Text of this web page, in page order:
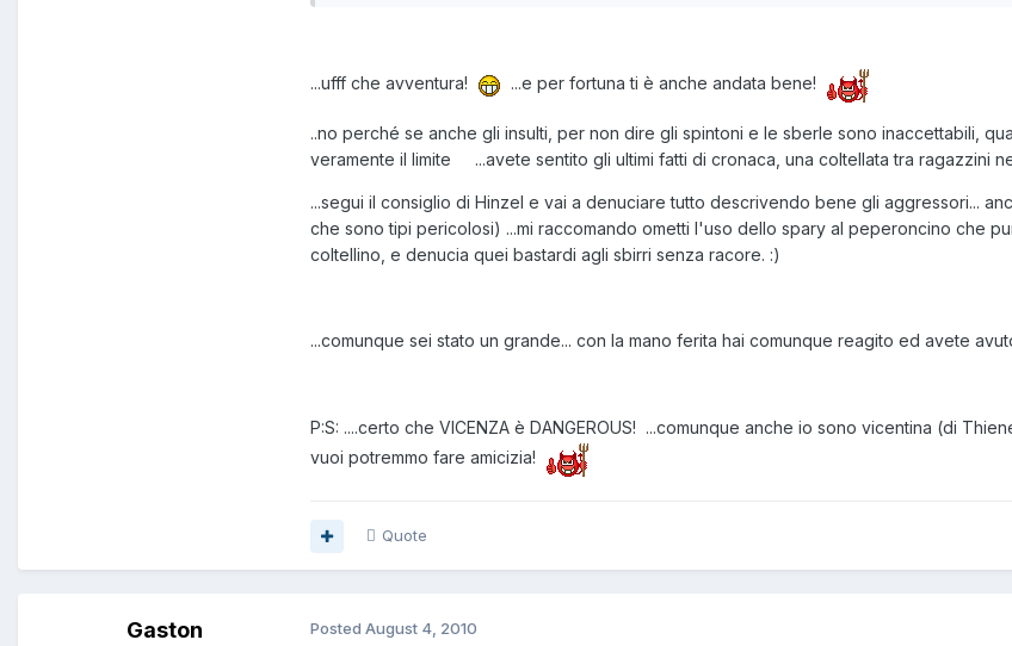
...ufff che avventura! ...e per fortuna ti è anche andata bene!
..no perché se anche gli insulti, per non dire gli spintoni e le sberle sono inaccettabili,
veramente il limite ...avete sentito gli ultimi fatti di cronaca, una coltellata tra ragazzini
...segui il consiglio di Hinzel e vai a denuciare tutto descrivendo bene gli aggressori...
che sono tipi pericolosi) ...mi raccomando ometti l'uso dello spary al peperoncino che
coltellino, e denucia quei bastardi agli sbirri senza racore. :)
...comunque sei stato un grande... con la mano ferita hai comunque reagito ed avete
P:S: ....certo che VICENZA è DANGEROUS! ...comunque anche io sono vicentina (di
vuoi potremmo fare amicizia!
Quote
Gaston Posted August 4, 2010